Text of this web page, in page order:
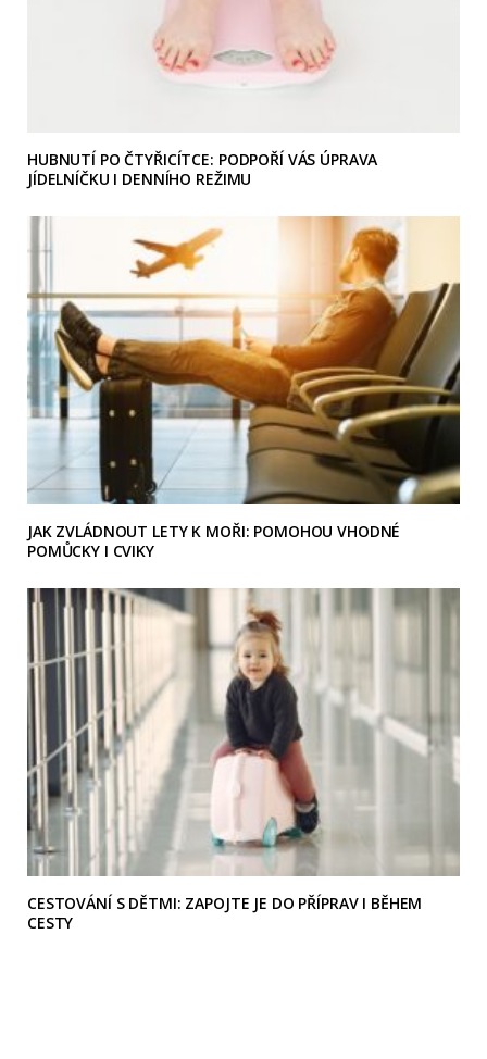
HUBNUTÍ PO ČTYŘICÍTCE: PODPOŘÍ VÁS ÚPRAVA
JÍDELNÍČKU I DENNÍHO REŽIMU
JAK ZVLÁDNOUT LETY K MOŘI: POMOHOU VHODNÉ
POMŮCKY I CVIKY
CESTOVÁNÍ S DĚTMI: ZAPOJTE JE DO PŘÍPRAV I BĚHEM
CESTY